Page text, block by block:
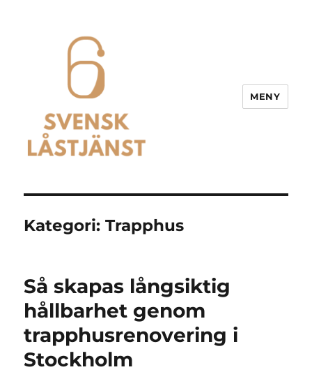
MENY
Kategori:Trapphus
Så skapas långsiktig
hållbarhet genom
trapphusrenovering i
Stockholm